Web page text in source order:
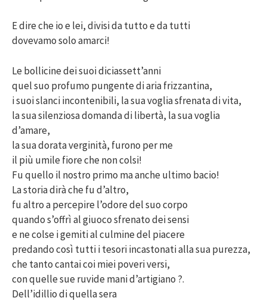
E dire che io e lei, divisi da tutto e da tutti
dovevamo solo amarci!
Le bollicine dei suoi diciassett’anni
quel suo profumo pungente di aria frizzantina,
i suoi slanci incontenibili, la sua voglia sfrenata di vita,
la sua silenziosa domanda di libertà, la sua voglia
d’amare,
la sua dorata verginità, furono per me
il più umile fiore che non colsi!
Fu quello il nostro primo ma anche ultimo bacio!
La storia dirà che fu d’altro,
fu altro a percepire l’odore del suo corpo
quando s’offrì al giuoco sfrenato dei sensi
e ne colse i gemiti al culmine del piacere
predando così tutti i tesori incastonati alla sua purezza,
che tanto cantai coi miei poveri versi,
con quelle sue ruvide mani d’artigiano ?.
Dell’idillio di quella sera